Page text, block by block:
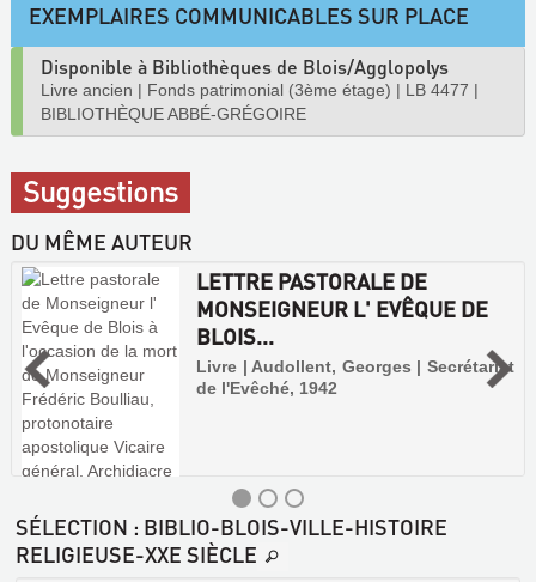
EXEMPLAIRES COMMUNICABLES SUR PLACE
Disponible à Bibliothèques de Blois/Agglopolys
Livre ancien | Fonds patrimonial (3ème étage) | LB 4477 |
BIBLIOTHÈQUE ABBÉ-GRÉGOIRE
Suggestions
DU MÊME AUTEUR
LETTRE PASTORALE DE
MONSEIGNEUR L' EVÊQUE DE
BLOIS...
Livre | Audollent, Georges | Secrétariat
de l'Evêché, 1942
SÉLECTION : BIBLIO-BLOIS-VILLE-HISTOIRE
RELIGIEUSE-XXE SIÈCLE